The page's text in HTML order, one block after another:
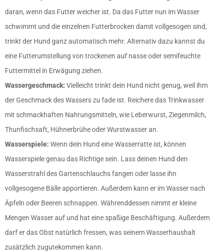
daran, wenn das Futter weicher ist. Da das Futter nun im Wasser
schwimmt und die einzelnen Futterbrocken damit vollgesogen sind,
trinkt der Hund ganz automatisch mehr. Alternativ dazu kannst du
eine Futterumstellung von trockenen auf nasse oder semifeuchte
Futtermittel in Erwägung ziehen.
Wassergeschmack: Vielleicht trinkt dein Hund nicht genug, weil ihm
der Geschmack des Wassers zu fade ist. Reichere das Trinkwasser
mit schmackhaften Nahrungsmitteln, wie Leberwurst, Ziegenmilch,
Thunfischsaft, Hühnerbrühe oder Wurstwasser an.
Wasserspiele: Wenn dein Hund eine Wasserratte ist, können
Wasserspiele genau das Richtige sein. Lass deinen Hund den
Wasserstrahl des Gartenschlauchs fangen oder lasse ihn
vollgesogene Bälle apportieren. Außerdem kann er im Wasser nach
Äpfeln oder Beeren schnappen. Währenddessen nimmt er kleine
Mengen Wasser auf und hat eine spaßige Beschäftigung. Außerdem
darf er das Obst natürlich fressen, was seinem Wasserhaushalt
zusätzlich zugutekommen kann.